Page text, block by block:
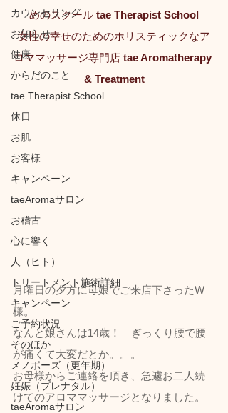
カウンセリング
お知らせ
健康
からだのこと
tae Therapist School
休日
お肌
お客様
キャンペーン
taeAromaサロン
お稽古
心に響く
人（ヒト）
トリートメント施術詳細
キャンペーン
ご予約状況
そのほか
メノポーズ（更年期）
妊娠（プレナタル）
taeAromaサロン
めのスクール tae Therapist School
女性の幸せのためのホリスティックなア
ロママッサージ専門店 tae Aromatherapy
& Treatment
月曜日の夕方に母娘でご来店下さったW
様。
なんと娘さんは14歳！　ぎっくり腰で腰
が痛くて大変だとか。。。
お母様からご連絡を頂き、急遽お二人続
けてのアロママッサージとなりました。